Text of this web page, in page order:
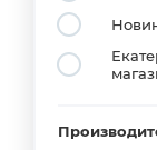
SIP4
(4)
SOIC8
(7)
(41)